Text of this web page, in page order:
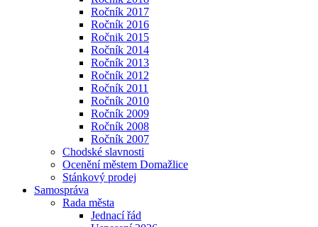
Ročník 2017
Ročník 2016
Ročnik 2015
Ročník 2014
Ročník 2013
Ročník 2012
Ročník 2011
Ročník 2010
Ročník 2009
Ročník 2008
Ročník 2007
Chodské slavnosti
Ocenění městem Domažlice
Stánkový prodej
Samospráva
Rada města
Jednací řád